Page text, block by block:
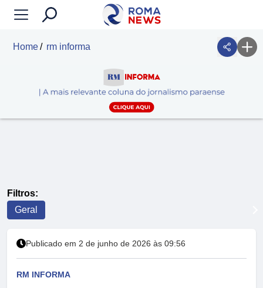
Home rm informa
Filtros:
Geral
Publicado em 2 de junho de 2026 às 09:56
RM INFORMA